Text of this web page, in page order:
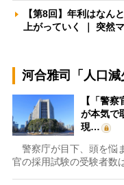
【第8回】年利はな
上がっていく ｜ 突然
河合雅司「人口減
【「警
が本気で
現…
警察庁が目下、頭を悩
官の採用試験の受験者数